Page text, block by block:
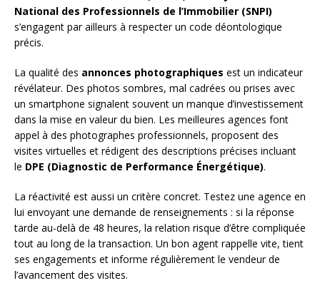
National des Professionnels de l’Immobilier (SNPI)
s’engagent par ailleurs à respecter un code déontologique
précis.
La qualité des annonces photographiques est un indicateur
révélateur. Des photos sombres, mal cadrées ou prises avec
un smartphone signalent souvent un manque d’investissement
dans la mise en valeur du bien. Les meilleures agences font
appel à des photographes professionnels, proposent des
visites virtuelles et rédigent des descriptions précises incluant
le DPE (Diagnostic de Performance Énergétique).
La réactivité est aussi un critère concret. Testez une agence en
lui envoyant une demande de renseignements : si la réponse
tarde au-delà de 48 heures, la relation risque d’être compliquée
tout au long de la transaction. Un bon agent rappelle vite, tient
ses engagements et informe régulièrement le vendeur de
l’avancement des visites.